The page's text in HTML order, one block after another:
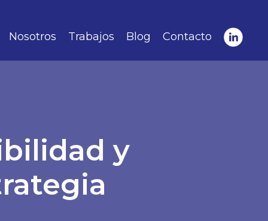
Nosotros Trabajos Blog Contacto
y